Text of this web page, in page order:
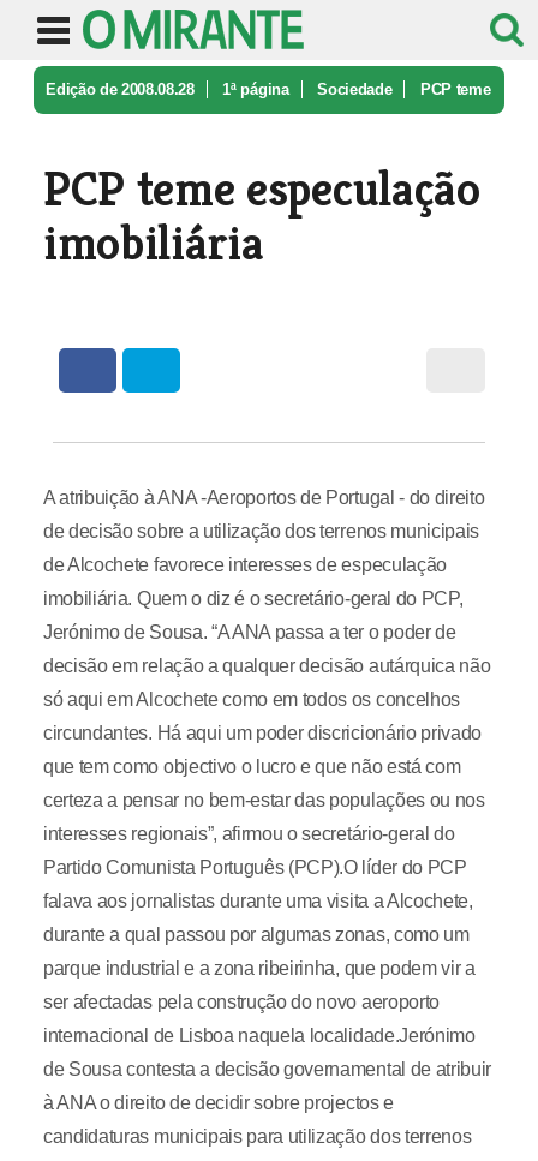
Edição de 2008.08.28 1ª página Sociedade PCP teme
PCP teme especulação
imobiliária
A atribuição à ANA -Aeroportos de Portugal - do direito
de decisão sobre a utilização dos terrenos municipais
de Alcochete favorece interesses de especulação
imobiliária. Quem o diz é o secretário-geral do PCP,
Jerónimo de Sousa. “A ANA passa a ter o poder de
decisão em relação a qualquer decisão autárquica não
só aqui em Alcochete como em todos os concelhos
circundantes. Há aqui um poder discricionário privado
que tem como objectivo o lucro e que não está com
certeza a pensar no bem-estar das populações ou nos
interesses regionais”, afirmou o secretário-geral do
Partido Comunista Português (PCP).O líder do PCP
falava aos jornalistas durante uma visita a Alcochete,
durante a qual passou por algumas zonas, como um
parque industrial e a zona ribeirinha, que podem vir a
ser afectadas pela construção do novo aeroporto
internacional de Lisboa naquela localidade.Jerónimo
de Sousa contesta a decisão governamental de atribuir
à ANA o direito de decidir sobre projectos e
candidaturas municipais para utilização dos terrenos